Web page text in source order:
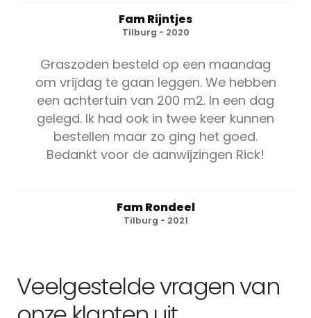
Fam Rijntjes
Tilburg - 2020
Graszoden besteld op een maandag
om vrijdag te gaan leggen. We hebben
een achtertuin van 200 m2. In een dag
gelegd. Ik had ook in twee keer kunnen
bestellen maar zo ging het goed.
Bedankt voor de aanwijzingen Rick!
Fam Rondeel
Tilburg - 2021
Veelgestelde vragen van